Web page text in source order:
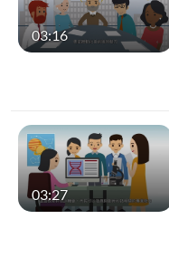
03:16
03:27